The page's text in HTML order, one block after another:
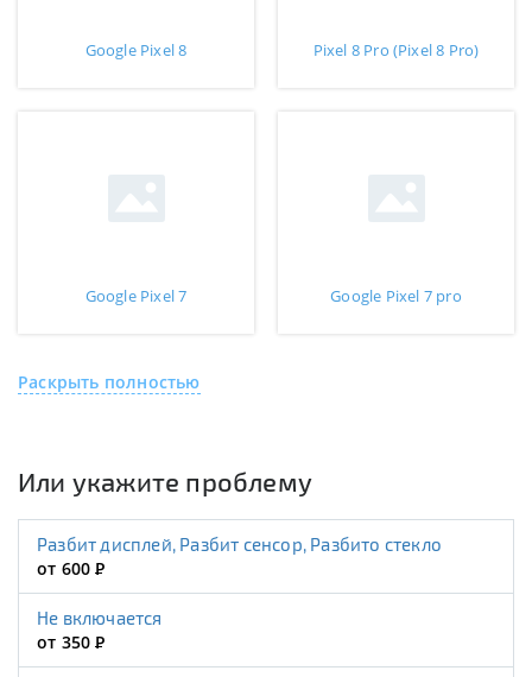
Google Pixel 8 Pixel 8 Pro (Pixel 8 Pro)
Google Pixel 7 Google Pixel 7 pro
Раскрыть полностью
Или укажите проблему
Разбит дисплей, Разбит сенсор, Разбито стекло
от 600Р
Не включается
от 350Р